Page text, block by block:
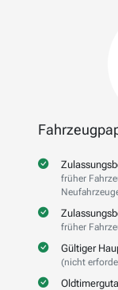
früher
früher
Gültiger
(nicht